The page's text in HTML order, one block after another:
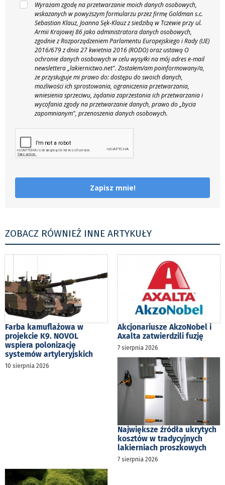
Wyrażam zgodę na przetwarzanie moich danych osobowych,
wskazanych w powyższym formularzu przez firmę Goldman s.c.
Sebastian Klauz, Joanna Sęk-Klauz z siedzibą w Tczewie przy ul.
Armii Krajowej 86 jako administratora danych osobowych,
zgodnie z Rozporządzeniem Parlamentu Europejskiego i Rady (UE)
2016/679 z dnia 27 kwietnia 2016 (RODO) oraz ustawą O
ochronie danych osobowych w celu wysyłki na mój adres e-mail
newslettera „lakiernictwo.net". Zostałem/am poinformowany/a,
że przysługuje mi prawo do: dostępu do swoich danych,
możliwości ich sprostowania, ograniczenia przetwarzania,
wniesienia sprzeciwu, żądania zaprzestania ich przetwarzania i
wycofania zgody na przetwarzanie danych, prawo do „bycia
zapomnianym", przenoszenia danych osobowych.
Zapisz mnie!
ZOBACZ RÓWNIEŻ INNE ARTYKUŁY
Farba kamuflażowa w
projekcie K9. NOVOL
wspiera polonizację
systemów artyleryjskich
10 sierpnia 2026
Akcjonariusze AkzoNobel i
Axalta zatwierdzili fuzję
7 sierpnia 2026
Największe źródła ukrytych
kosztów w tradycyjnych
lakierniach proszkowych
7 sierpnia 2026